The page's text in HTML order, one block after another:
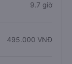
9.7 giờ
495.000 VNĐ